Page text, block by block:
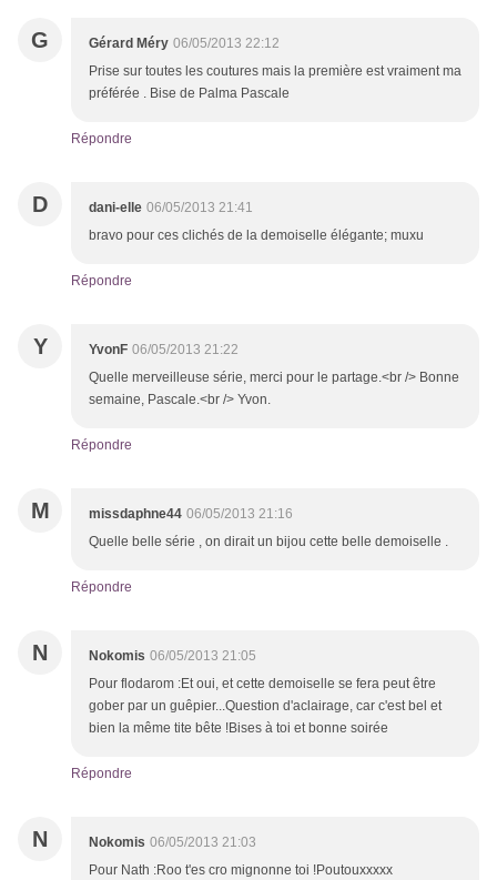
G Gérard Méry 06/05/2013 22:12
Prise sur toutes les coutures mais la première est vraiment ma
préférée . Bise de Palma Pascale
Répondre
D dani-elle 06/05/2013 21:41
bravo pour ces clichés de la demoiselle élégante; muxu
Répondre
Y YvonF 06/05/2013 21:22
Quelle merveilleuse série, merci pour le partage.<br /> Bonne
semaine, Pascale.<br /> Yvon.
Répondre
M missdaphne44 06/05/2013 21:16
Quelle belle série , on dirait un bijou cette belle demoiselle .
Répondre
N Nokomis 06/05/2013 21:05
Pour flodarom :Et oui, et cette demoiselle se fera peut être
gober par un guêpier...Question d'aclairage, car c'est bel et
bien la même tite bête !Bises à toi et bonne soirée
Répondre
N Nokomis 06/05/2013 21:03
Pour Nath :Roo t'es cro mignonne toi !Poutouxxxxx